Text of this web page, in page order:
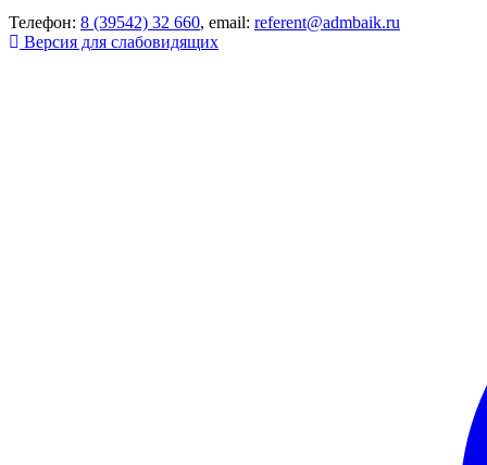
Телефон: 8 (39542) 32 660, email: referent@admbaik.ru
Версия для слабовидящих